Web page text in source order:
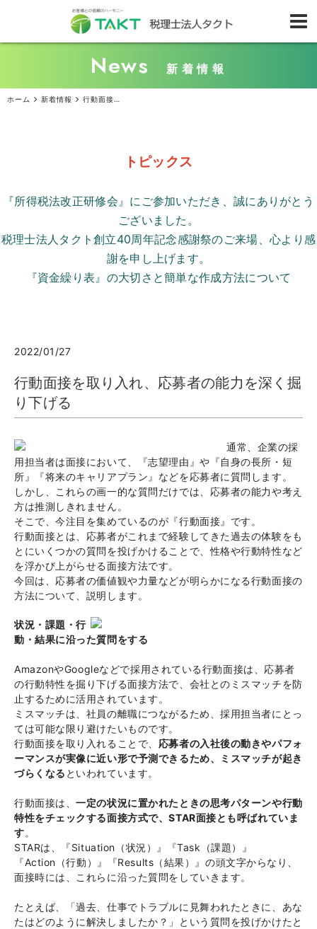
News 新着情報
ホーム 新着情報 行動面接を取り入れ、応募者の能力を深く掘り下げる
トピックス
『所得税法改正研修会』にご参加いただき、誠にありがとう
ございました。
税理士法人タクト創立40周年記念感謝祭のご来場、心より感
謝を申し上げます。
『資金繰り表』の大切さと簡単な作成方法について
2022/01/27
行動面接を取り入れ、応募者の能力を深く掘
り下げる
通常、企業の採
用担当者は面接において、『志望理由』や『自身の長所・短
所』『将来のキャリアプラン』などを応募者に質問します。
しかし、これらの画一的な質問だけでは、応募者の能力や考え
方は推測しきれません。
そこで、今注目を集めているのが『行動面接』です。
行動面接とは、応募者がこれまで経験してきた過去の体験をも
とにいくつかの質問を投げかけることで、性格や行動特性など
を浮かび上がらせる面接方法です。
今回は、応募者の価値観や力量などが明らかになる行動面接の
方法について、説明します。
状況・課題・行
動・結果に沿った質問をする
AmazonやGoogleなどで採用されている行動面接は、応募者
の行動特性を掘り下げる面接方法で、会社とのミスマッチを防
止するために活用されています。
ミスマッチは、社員の離職につながるため、採用担当者にとっ
ては可能な限り避けたいものです。
行動面接を取り入れることで、 応募者の入社後の動きやパフォ
ーマンスが実像に近い形で予測できるため、ミスマッチが起き
づらくなる といわれています。
行動面接は、一定の状況に置かれたときの思考パターンや行動
特性をチェックする面接方式で、STAR面接とも呼ばれていま
す。
STARは、『Situation（状況）』『Task（課題）』
『Action（行動）』『Results（結果）』の頭文字からなり、
面接時には、これらに沿った質問をしていきます。
たとえば、「過去、仕事でトラブルに見舞われたときに、あな
たはどのように解決しましたか？」という質問を投げかけたと